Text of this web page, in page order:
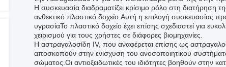
Η συσκευασία διαδραματίζει κρίσιμο ρόλο στη διατήρηση
ανθεκτικό πλαστικό δοχείο.Αυτή η επιλογή συσκευασίας
υγρασίαΤο πλαστικό δοχείο έχει επίσης σχεδιαστεί για
χειρισμού για τους χρήστες σε διάφορες βιομηχανίες.
Η αστραγαλοσίδη IV, που αναφέρεται επίσης ως
αποσκοπούν στην ενίσχυση του ανοσοποιητικού
σώματος.Οι αντιοξειδωτικές του ιδιότητες βοηθούν στην